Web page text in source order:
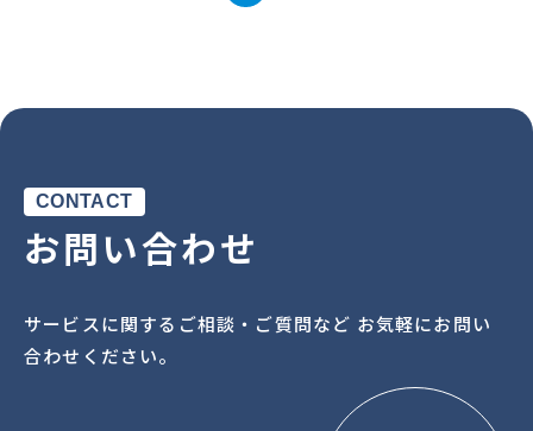
CONTACT
お問い合わせ
サービスに関するご相談・ご質問など お気軽にお問い
合わせください。